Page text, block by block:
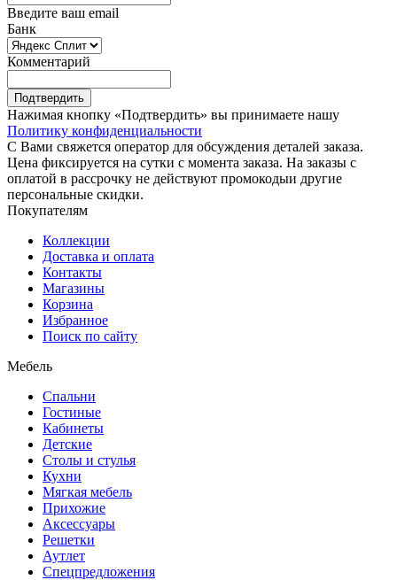
Введите ваш email
Банк
Комментарий
Подтвердить
Нажимая кнопку «Подтвердить» вы принимаете нашу
Политику конфиденциальности
С Вами свяжется оператор для обсуждения деталей заказа.
Цена фиксируется на сутки с момента заказа. На заказы с
оплатой в рассрочку не действуют промокодыи другие
персональные скидки.
Покупателям
Коллекции
Доставка и оплата
Контакты
Магазины
Корзина
Избранное
Поиск по сайту
Мебель
Спальни
Гостиные
Кабинеты
Детские
Столы и стулья
Кухни
Мягкая мебель
Прихожие
Аксессуары
Решетки
Аутлет
Спецпредложения